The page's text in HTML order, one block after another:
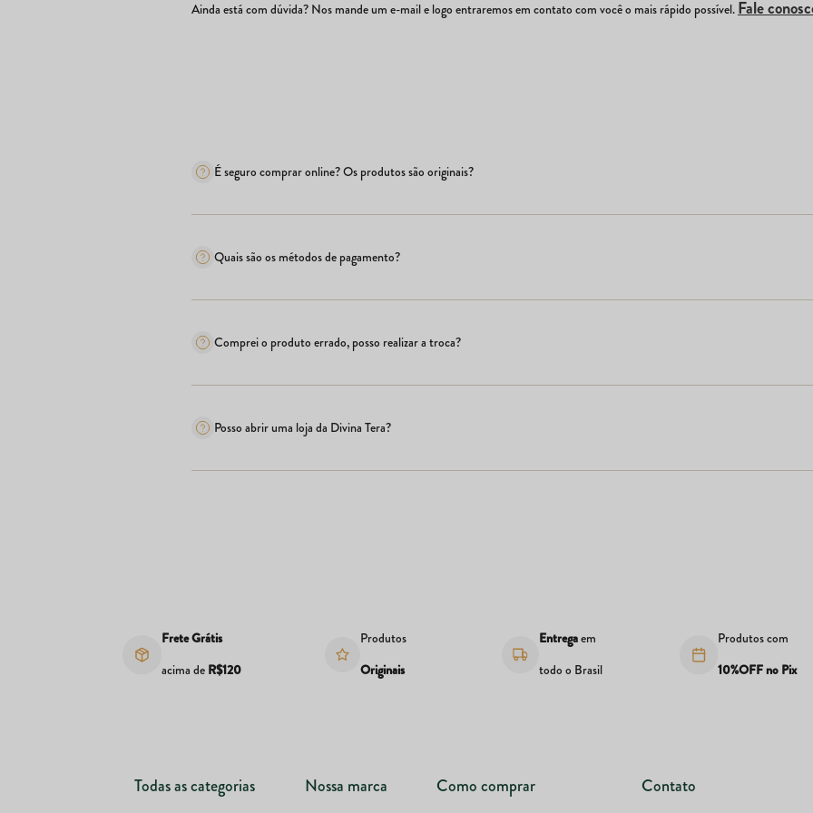
Ainda está com dúvida? Nos mande um e-mail e logo entraremos em contato com você o mais rápido possível.Fale
É seguro comprar online? Os produtos são originais?
Quais são os métodos de pagamento?
Comprei o produto errado, posso realizar a troca?
Posso abrir uma loja da Divina Tera?
Frete Grátis
acima de R$120
Produtos
Originais
Entregaem
todo o Brasil
Produtos com
10%OFF no Pix
Todas as categorias Nossa marca Como comprar Contato